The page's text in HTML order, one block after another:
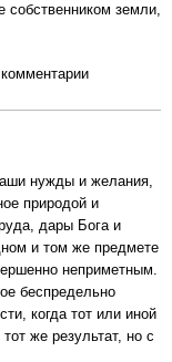
собственником земли,
нужды и желания,
природой и
дары Бога и
и том же предмете
неприметным.
беспредельно
когда тот или иной
же результат, но с